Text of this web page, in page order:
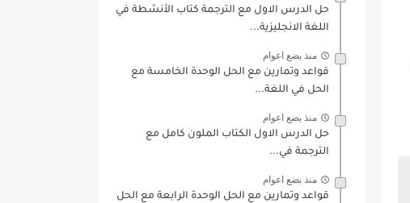
حل الدرس الاول مع الترجمة كتاب الأنشطة في
اللغة الانجليزية...
منذ بضع اعوام
قواعد وتمارين مع الحل الوحدة الخامسة مع
الحل في اللغة...
منذ بضع اعوام
حل الدرس الاول الكتاب الملون كامل مع
الترجمة في...
منذ بضع اعوام
قواعد وتمارين مع الحل الوحدة الرابعة مع الحل